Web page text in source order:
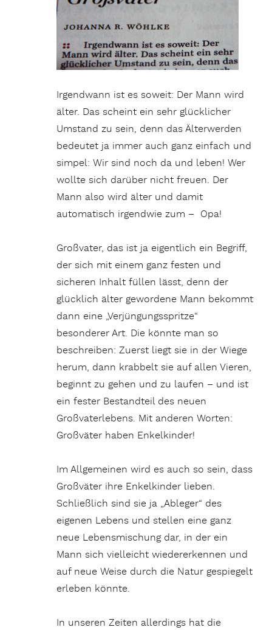
Irgendwann ist es soweit: Der Mann wird
älter. Das scheint ein sehr glücklicher
Umstand zu sein, denn das Älterwerden
bedeutet ja immer auch ganz einfach und
simpel: Wir sind noch da und leben! Wer
wollte sich darüber nicht freuen. Der
Mann also wird älter und damit
automatisch irgendwie zum – Opa!
Großvater, das ist ja eigentlich ein Begriff,
der sich mit einem ganz festen und
sicheren Inhalt füllen lässt, denn der
glücklich älter gewordene Mann bekommt
dann eine „Verjüngungsspritze“
besonderer Art. Die könnte man so
beschreiben: Zuerst liegt sie in der Wiege
herum, dann krabbelt sie auf allen Vieren,
beginnt zu gehen und zu laufen – und ist
ein fester Bestandteil des neuen
Großvaterlebens. Mit anderen Worten:
Großväter haben Enkelkinder!
Im Allgemeinen wird es auch so sein, dass
Großväter ihre Enkelkinder lieben.
Schließlich sind sie ja „Ableger“ des
eigenen Lebens und stellen eine ganz
neue Lebensmischung dar, in der ein
Mann sich vielleicht wiedererkennen und
auf neue Weise durch die Natur gespiegelt
erleben könnte.
In unseren Zeiten allerdings hat die